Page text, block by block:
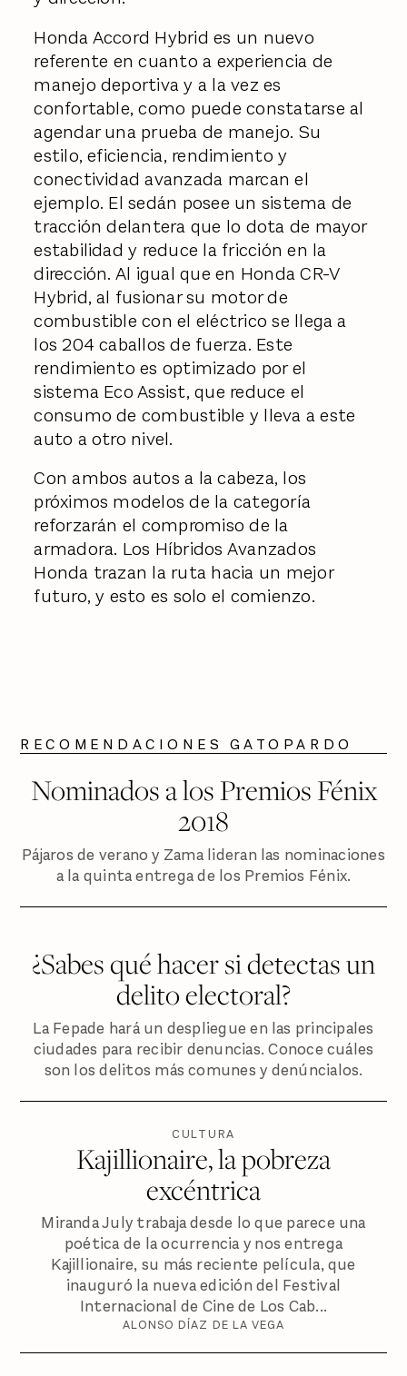
Honda Accord Hybrid es un nuevo
referente en cuanto a experiencia de
manejo deportiva y a la vez es
confortable, como puede constatarse al
agendar una prueba de manejo. Su
estilo, eficiencia, rendimiento y
conectividad avanzada marcan el
ejemplo. El sedán posee un sistema de
tracción delantera que lo dota de mayor
estabilidad y reduce la fricción en la
dirección. Al igual que en Honda CR-V
Hybrid, al fusionar su motor de
combustible con el eléctrico se llega a
los 204 caballos de fuerza. Este
rendimiento es optimizado por el
sistema Eco Assist, que reduce el
consumo de combustible y lleva a este
auto a otro nivel.
Con ambos autos a la cabeza, los
próximos modelos de la categoría
reforzarán el compromiso de la
armadora. Los Híbridos Avanzados
Honda trazan la ruta hacia un mejor
futuro, y esto es solo el comienzo.
RECOMENDACIONES GATOPARDO
Nominados a los Premios Fénix
2018
Pájaros de verano y Zama lideran las nominaciones
a la quinta entrega de los Premios Fénix.
¿Sabes qué hacer si detectas un
delito electoral?
La Fepade hará un despliegue en las principales
ciudades para recibir denuncias. Conoce cuáles
son los delitos más comunes y denúncialos.
CULTURA
Kajillionaire, la pobreza
excéntrica
Miranda July trabaja desde lo que parece una
poética de la ocurrencia y nos entrega
Kajillionaire, su más reciente película, que
inauguró la nueva edición del Festival
Internacional de Cine de Los Cab...
ALONSO DÍAZ DE LA VEGA